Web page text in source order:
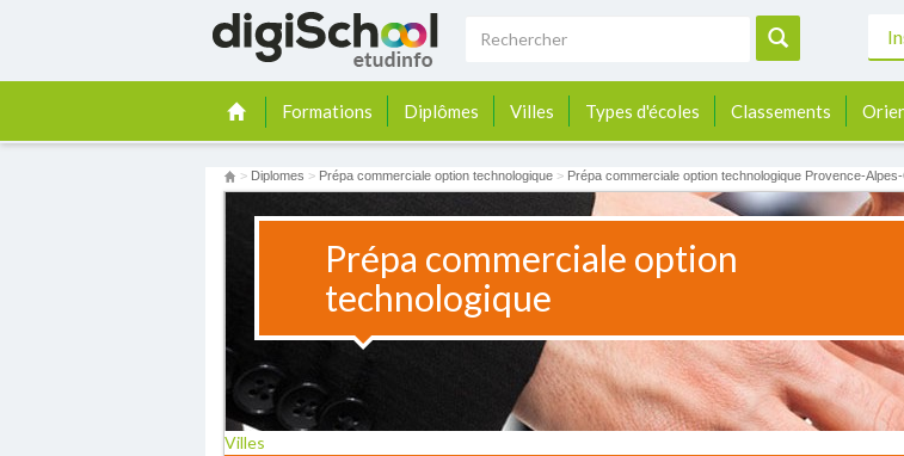
Formations Diplômes Villes Types d'écoles Classements
> Diplomes > Prépa commerciale option technologique > Prépa commerciale option technologique Provence-Alpes-
Prépa commerciale option
technologique
Villes